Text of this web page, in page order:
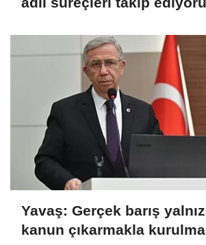
Yavaş: Gerçek barış
kanun çıkarmakla